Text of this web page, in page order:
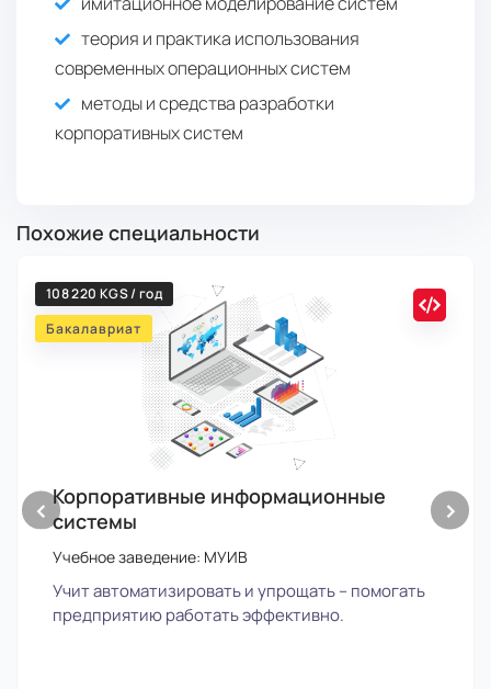
теория и практика использования
современных операционных систем
методы и средства разработки
корпоративных систем
Похожие специальности
‹
108 220 KGS / год
Бакалавриат
Корпоративные информационные
системы
Учебное заведение: МУИВ
Учит автоматизировать и упрощать – помогать
предприятию работать эффективно.
›